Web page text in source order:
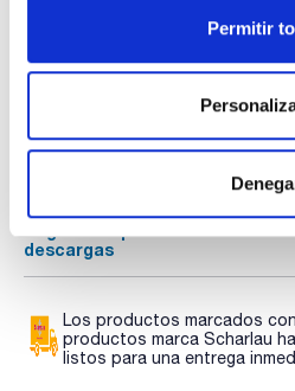
Permitir
Documentación técnica
Regístrate para
descargas
Los productos marcados
productos marca Scharlau
listos para una entrega